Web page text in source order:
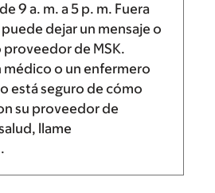
9 a. m. a5 p. m. Fuera
dejar un mensaje o
de MSK.
médico o un enfermero
está seguro de cómo
su proveedor de
llame
.